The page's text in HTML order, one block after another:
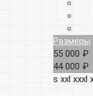
Размеры
55 000 ₽
44 000 ₽
s xxl xxxl